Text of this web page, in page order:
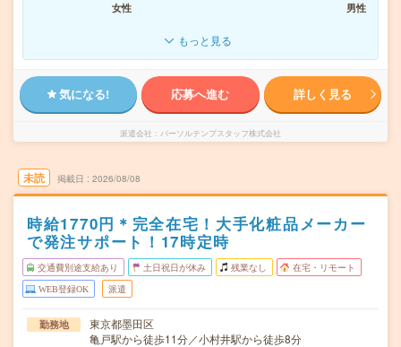
女性
男性
もっと見る
気になる! 応募へ進む 詳しく見る
派遣会社 パーソルテンプスタッフ株式会社
未読 掲載日 2026/08/08
時給1770円＊完全在宅！大手化粧品メーカー
で発注サポート！17時定時
交通費別途支給あり 土日祝日が休み 残業なし 在宅・リモート
WEB登録OK 派遣
勤務地
東京都墨田区
亀戸駅から徒歩11分／小村井駅から徒歩8分